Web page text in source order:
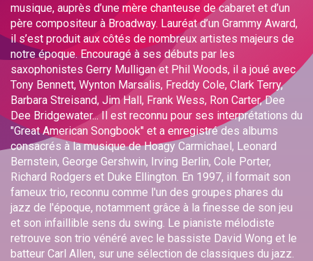
musique, auprès d’une mère chanteuse de cabaret et d’un
père compositeur à Broadway. Lauréat d’un Grammy Award,
il s’est produit aux côtés de nombreux artistes majeurs de
notre époque. Encouragé à ses débuts par les
saxophonistes Gerry Mulligan et Phil Woods, il a joué avec
Tony Bennett, Wynton Marsalis, Freddy Cole, Clark Terry,
Barbara Streisand, Jim Hall, Frank Wess, Ron Carter, Dee
Dee Bridgewater... Il est reconnu pour ses interprétations du
"Great American Songbook" et a enregistré des albums
consacrés à la musique de Hoagy Carmichael, Leonard
Bernstein, George Gershwin, Irving Berlin, Cole Porter,
Richard Rodgers et Duke Ellington. En 1997, il formait son
fameux trio, reconnu comme l'un des groupes phares du
jazz de l'époque, notamment grâce à la finesse de son jeu
et son infaillible sens du swing. Le pianiste mélodiste
retrouve son trio vénéré avec le bassiste David Wong et le
batteur Carl Allen, sur une sélection de classiques du jazz.